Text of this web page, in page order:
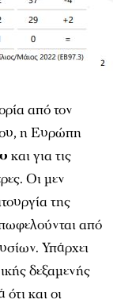
από τον
η Ευρώπη
και για τις
Οι μεν
της
από
Υπάρχει
δεξαμενής
και οι